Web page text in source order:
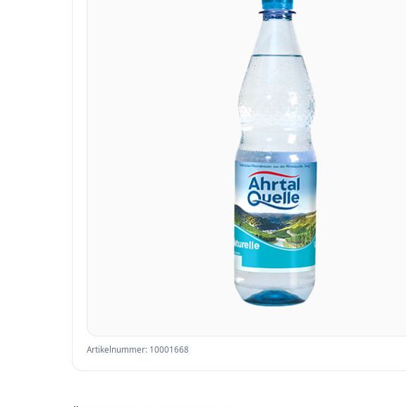
Artikelnummer: 10001668